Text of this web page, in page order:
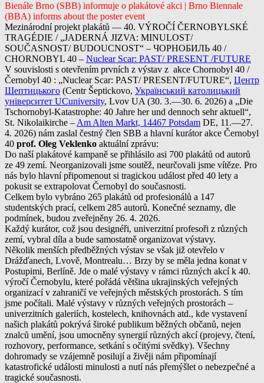
Bienále Brno (SBB) informuje o plakátové akci | Brno Biennale
(BBA) informs about the poster event
Mezinárodní projekt plakátů — 40. VÝROČÍ ČERNOBYLSKÉ
TRAGÉDIE / „JADERNÁ JIZVA: MINULOST/
SOUČASNOST/ BUDOUCNOST“ – ЧОРНОБИЛЬ 40 /
CHORNOBYL 40 – Nuclear Scar: PAST/ PRESENT /FUTURE
V souvislosti s otevřením prvních z výstav z akce Chornobyl 40 /
Černobyl 40 : „Nuclear Scar: PAST/ PRESENT/FUTURE“, Центр
Шептицького (Centr Šeptickovo, Український католицький
університет UCuniversity, Lvov UA (30. 3.—30. 6. 2026) a „Die
Tschornobyl-Katastrophe: 40 Jahre her und dennoch sehr aktuell“,
St. Nikolaikirche – Am Alten Markt, 14467 Potsdam DE, 11.—27.
4. 2026) nám zaslal čestný člen SBB a hlavní kurátor akce Černobyl
40 prof. Oleg Veklenko aktuální zprávu:
Do naší plakátové kampaně se přihlásilo asi 700 plakátů od autorů
ze 49 zemí. Neorganizovali jsme soutěž, neurčovali jsme vítěze. Pro
nás bylo hlavní připomenout si tragickou událost před 40 lety a
pokusit se extrapolovat Černobyl do současnosti.
Celkem bylo vybráno 265 plakátů od profesionálů a 147
studentských prací, celkem 285 autorů. Konečné seznamy, dle
podmínek, budou zveřejněny 26. 4. 2026.
Každý kurátor, což jsou designéři, univerzitní profesoři z různých
zemí, vybral díla a bude samostatně organizovat výstavy.
Několik menších předběžných výstav se však již otevřelo v
Drážďanech, Lvově, Montrealu… Brzy by se měla jedna konat v
Postupimi, Berlíně. Jde o malé výstavy v rámci různých akcí k 40.
výročí Černobylu, které pořádá většina ukrajinských veřejných
organizací v zahraničí ve veřejných městských prostorách. S tím
jsme počítali. Malé výstavy v různých veřejných prostorách –
univerzitních galeriích, kostelech, knihovnách atd., kde vystavení
našich plakátů pokrývá široké publikum běžných občanů, nejen
znalců umění, jsou umocněny synergií různých akcí (projevy, čtení,
rozhovory, performance, setkání s očitými svědky). Všechny
dohromady se vzájemně posilují a živěji nám připomínají
katastrofické události minulosti a nutí nás přemýšlet o nebezpečné a
tragické současnosti.